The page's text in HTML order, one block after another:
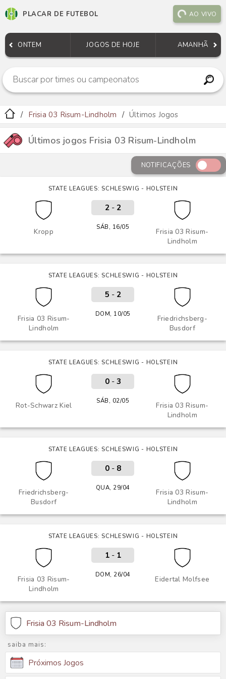
PLACAR DE FUTEBOL AO VIVO
ONTEM JOGOS DE HOJE AMANHÃ
Frisia 03 Risum-Lindholm Últimos Jogos
Últimos jogos Frisia 03 Risum-Lindholm
NOTIFICAÇÕES
STATE LEAGUES: SCHLESWIG - HOLSTEIN
Kropp
Frisia 03 Risum-
Lindholm
2- 2
SÁB, 16/05
STATE LEAGUES: SCHLESWIG - HOLSTEIN
Frisia 03 Risum-
Lindholm
Friedrichsberg-
Busdorf
5 - 2
DOM, 10/05
STATE LEAGUES: SCHLESWIG - HOLSTEIN
Rot-Schwarz Kiel
Frisia 03 Risum-
Lindholm
0- 3
SÁB, 02/05
STATE LEAGUES: SCHLESWIG - HOLSTEIN
Friedrichsberg-
Busdorf
Frisia 03 Risum-
Lindholm
0- 8
QUA, 29/04
STATE LEAGUES: SCHLESWIG - HOLSTEIN
Frisia 03 Risum-
Lindholm
Eidertal Molfsee
1- 1
DOM, 26/04
Frisia 03 Risum-Lindholm
saiba mais:
Próximos Jogos